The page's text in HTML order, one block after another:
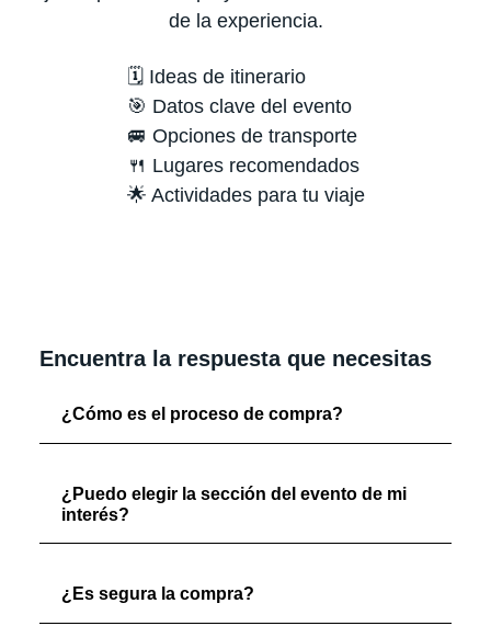
de la experiencia.
🗓️ Ideas de itinerario
🎯 Datos clave del evento
🚐 Opciones de transporte
🍴 Lugares recomendados
🌟 Actividades para tu viaje
Encuentra la respuesta que necesitas
¿Cómo es el proceso de compra?
¿Puedo elegir la sección del evento de mi
interés?
¿Es segura la compra?